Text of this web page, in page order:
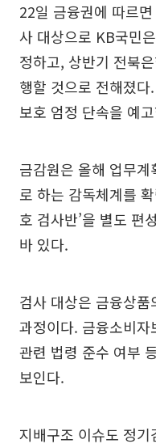
22일 금융권에 따르
사 대상으로 KB국민
정하고, 상반기 전북
행할 것으로 전해졌
보호 엄정 단속을 예
금감원은 올해 업무
로 하는 감독체계를
호 검사반’을 별도 편
바 있다.
검사 대상은 금융상품
과정이다. 금융소비
관련 법령 준수 여부
보인다.
지배구조 이슈도 정